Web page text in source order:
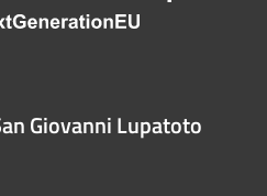
Giovanni Lupatoto